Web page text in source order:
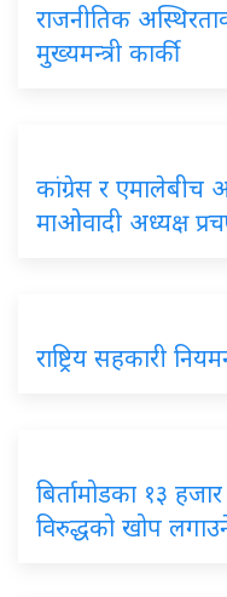
राजनीतिक
मुख्यमन्त्री कार्की
कांग्रेस र एमालेबीच
माओवादी अध्यक्ष
राष्ट्रिय सहकारी
बिर्तामोडका १३
विरुद्धको खोप